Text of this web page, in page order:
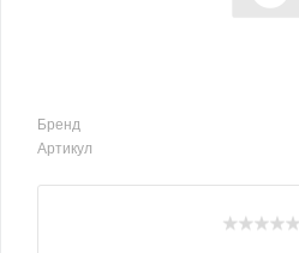
Бренд
Артикул